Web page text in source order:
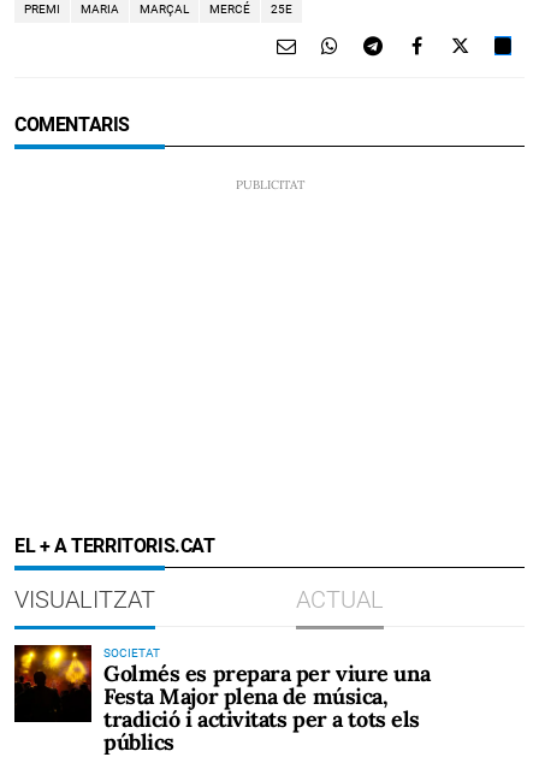
PREMI MARIA MARÇAL MERCÉ 25E
COMENTARIS
EL + A TERRITORIS.CAT
VISUALITZAT ACTUAL
SOCIETAT
Golmés es prepara per viure una
Festa Major plena de música,
tradició i activitats per a tots els
públics